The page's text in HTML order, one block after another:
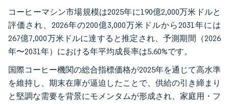
コーヒーマシン市場規模は2025年に190億2,000万米ドルと
評価され、2026年の200億3,000万米ドルから2031年には
267億7,000万米ドルに達すると推定され、予測期間（2026
年〜2031年）における年平均成長率は5.60%です。
国際コーヒー機関の総合指標価格が2025年を通じて高水準
を維持し、期末在庫が逼迫したことで、供給の引き締まり
と堅調な需要を背景にモメンタムが形成され、家庭用・フ